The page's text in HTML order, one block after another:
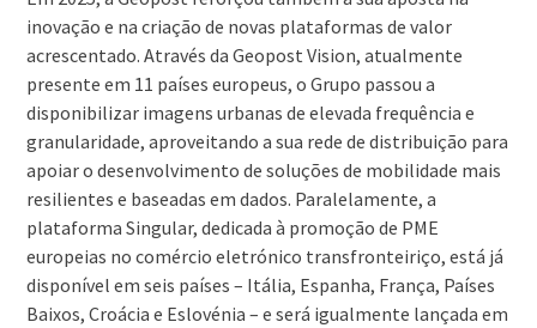
inovação e na criação de novas plataformas de valor
acrescentado. Através da Geopost Vision, atualmente
presente em 11 países europeus, o Grupo passou a
disponibilizar imagens urbanas de elevada frequência e
granularidade, aproveitando a sua rede de distribuição para
apoiar o desenvolvimento de soluções de mobilidade mais
resilientes e baseadas em dados. Paralelamente, a
plataforma Singular, dedicada à promoção de PME
europeias no comércio eletrónico transfronteiriço, está já
disponível em seis países – Itália, Espanha, França, Países
Baixos, Croácia e Eslovénia – e será igualmente lançada em